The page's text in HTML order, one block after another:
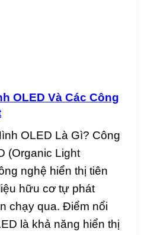
OLED Và Các Công
OLED Là Gì? Công
(Organic Light
nghệ hiển thị tiên
hữu cơ tự phát
chạy qua. Điểm nổi
là khả năng hiển thị